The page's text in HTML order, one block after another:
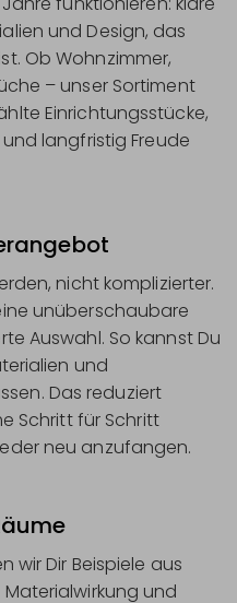
und Design, das
Ob Wohnzimmer,
– unser Sortiment
Einrichtungsstücke,
langfristig Freude
nicht komplizierter.
unüberschaubare
Auswahl. So kannst Du
und
Das reduziert
Schritt für Schritt
neu anzufangen.
wir Dir Beispiele aus
und